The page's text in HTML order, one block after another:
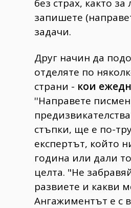
без страх, както
запишете
задачи.
Друг начин да
отделяте по
страни - кои
''Направете
стъпки, ще е по-
експертът, който
година или дали
целта. "Не
развиете и какви
Ангажиментът е с